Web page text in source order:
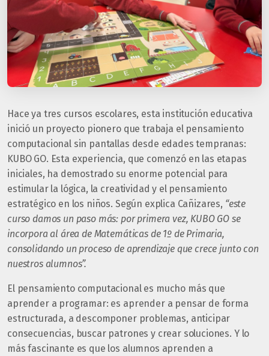
Hace ya tres cursos escolares, esta institución educativa
inició un proyecto pionero que trabaja el pensamiento
computacional sin pantallas desde edades tempranas:
KUBO GO. Esta experiencia, que comenzó en las etapas
iniciales, ha demostrado su enorme potencial para
estimular la lógica, la creatividad y el pensamiento
estratégico en los niños. Según explica Cañizares, “este
curso damos un paso más: por primera vez, KUBO GO se
incorpora al área de Matemáticas de 1º de Primaria,
consolidando un proceso de aprendizaje que crece junto con
nuestros alumnos”.
El pensamiento computacional es mucho más que
aprender a programar: es aprender a pensar de forma
estructurada, a descomponer problemas, anticipar
consecuencias, buscar patrones y crear soluciones. Y lo
más fascinante es que los alumnos aprenden a